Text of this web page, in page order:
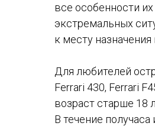
все особенности
экстремальных
к месту
Для любителей
Ferrari 430, Ferrari
возраст старше 18
В течение